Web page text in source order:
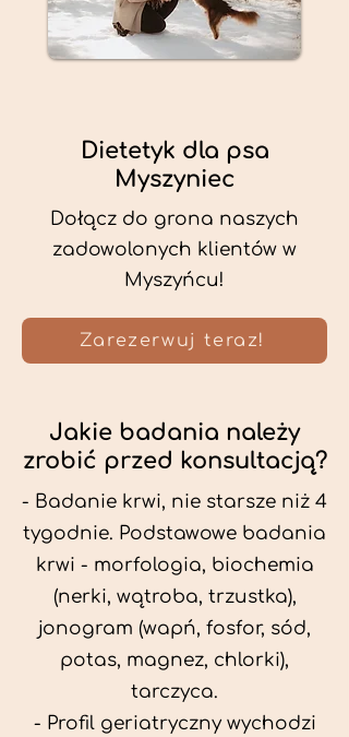
Dietetyk dla psa
Myszyniec
Dołącz do grona naszych
zadowolonych klientów w
Myszyńcu!
Zarezerwuj teraz!
Jakie badania należy
zrobić przed konsultacją?
- Badanie krwi, nie starsze niż 4
tygodnie. Podstawowe badania
krwi - morfologia, biochemia
(nerki, wątroba, trzustka),
jonogram (wapń, fosfor, sód,
potas, magnez, chlorki),
tarczyca.
- Profil geriatryczny wychodzi